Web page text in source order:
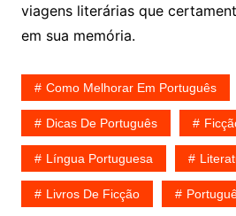
viagens literárias que
em sua memória.
Como Melhorar Em Português
Dicas De Português
Língua Portuguesa
Livros De Ficção